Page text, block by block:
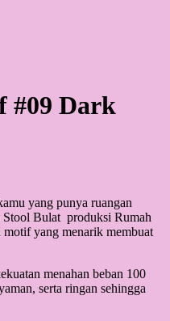
#09 Dark
yang punya ruangan
Bulat produksi Rumah
motif yang menarik membuat
menahan beban 100
serta ringan sehingga